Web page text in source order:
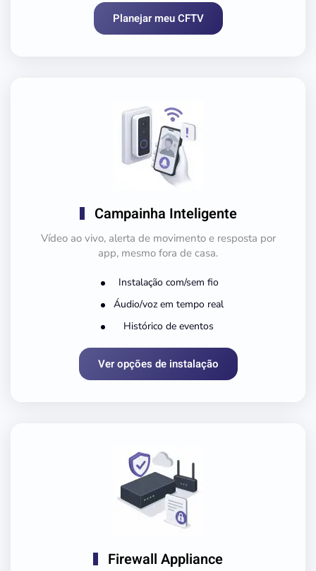
Planejar meu CFTV
Campainha Inteligente
Vídeo ao vivo, alerta de movimento e resposta por
app, mesmo fora de casa.
Instalação com/sem fio
Áudio/voz em tempo real
Histórico de eventos
Ver opções de instalação
Firewall Appliance